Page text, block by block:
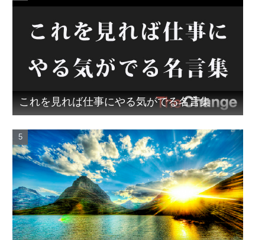
これを見れば仕事にやる気がでる名言集